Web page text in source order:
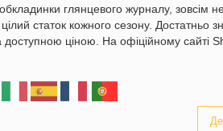
глянцевого журналу, зовсім
статок кожного сезону. Достатньо
доступною ціною. На офіційному сайті